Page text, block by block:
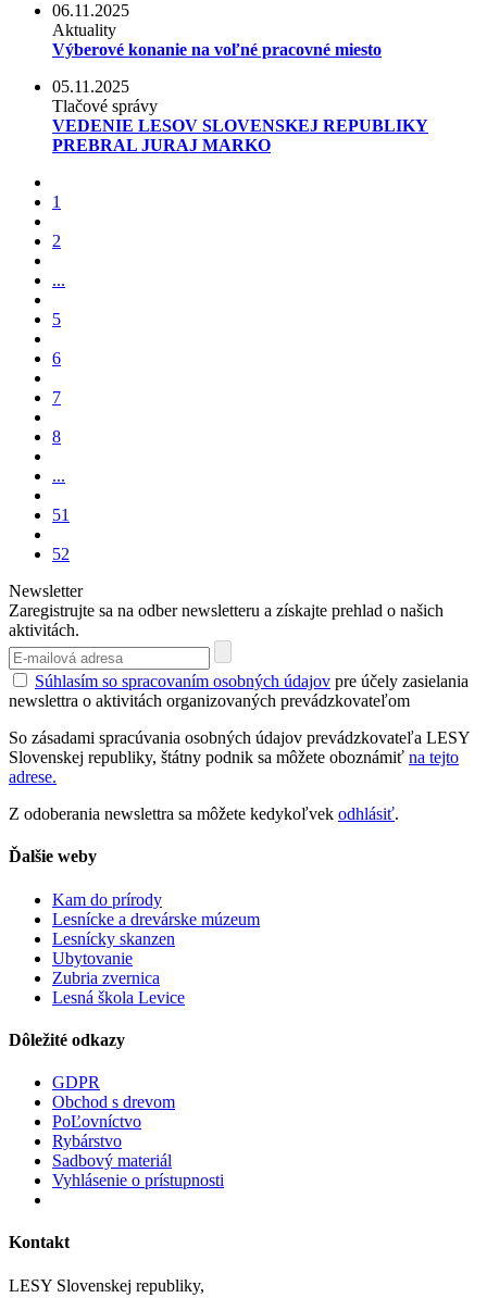
06.11.2025
Aktuality
Výberové konanie na voľné pracovné miesto
05.11.2025
Tlačové správy
VEDENIE LESOV SLOVENSKEJ REPUBLIKY
PREBRAL JURAJ MARKO
1
2
...
5
6
7
8
...
51
52
Newsletter
Zaregistrujte sa na odber newsletteru a získajte prehlad o našich
aktivitách.
Súhlasím so spracovaním osobných údajov pre účely zasielania
newslettra o aktivitách organizovaných prevádzkovateľom
So zásadami spracúvania osobných údajov prevádzkovateľa LESY
Slovenskej republiky, štátny podnik sa môžete oboznámiť na tejto
adrese.
Z odoberania newslettra sa môžete kedykoľvek odhlásiť.
Ďalšie weby
Kam do prírody
Lesnícke a drevárske múzeum
Lesnícky skanzen
Ubytovanie
Zubria zvernica
Lesná škola Levice
Dôležité odkazy
GDPR
Obchod s drevom
PoĽovníctvo
Rybárstvo
Sadbový materiál
Vyhlásenie o prístupnosti
Kontakt
LESY Slovenskej republiky,